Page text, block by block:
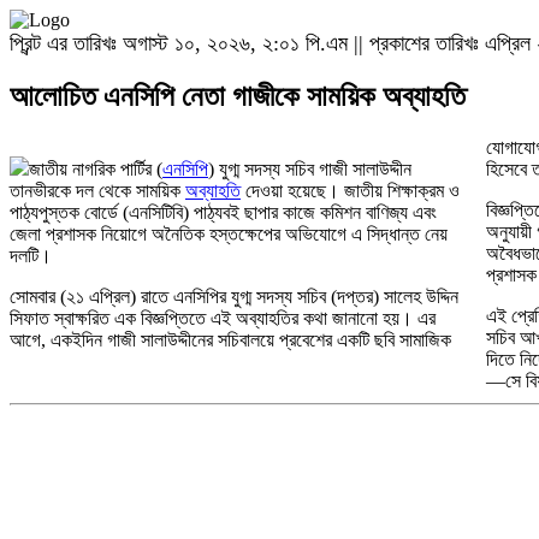
প্রিন্ট এর তারিখঃ অগাস্ট ১০, ২০২৬, ২:০১ পি.এম || প্রকাশের তারিখঃ
আলোচিত এনসিপি নেতা গাজীকে সাময়িক অব্যাহতি
জাতীয় নাগরিক পার্টির (এনসিপি) যুগ্ম সদস্য সচিব গাজী সালাউদ্দীন
তানভীরকে দল থেকে সাময়িক অব্যাহতিদেওয়া হয়েছে। জাতীয় শিক্ষাক্রম ও
পাঠ্যপুস্তক বোর্ডে (এনসিটিবি) পাঠ্যবই ছাপার কাজে কমিশন বাণিজ্য এবং
জেলা প্রশাসক নিয়োগে অনৈতিক হস্তক্ষেপের অভিযোগে এ সিদ্ধান্ত নেয়
দলটি।
সোমবার (২১ এপ্রিল) রাতে এনসিপির যুগ্ম সদস্য সচিব (দপ্তর) সালেহ উদ্দিন
সিফাত স্বাক্ষরিত এক বিজ্ঞপ্তিতে এই অব্যাহতির কথা জানানো হয়। এর
আগে, একইদিন গাজী সালাউদ্দীনের সচিবালয়ে প্রবেশের একটি ছবি সামাজিক
হিসেবে
অনুযায়ী
প্রশাসক
এই
সচিব
দিতে
—সে